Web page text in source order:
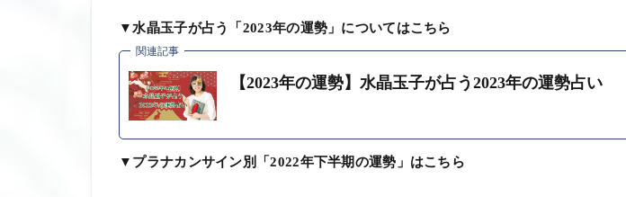
▼水晶玉子が占う「2023年の運勢」についてはこちら
関連記事
【2023年の運勢】水晶玉子が占う2023年の運勢占い
▼プラナカンサイン別「2022年下半期の運勢」はこちら